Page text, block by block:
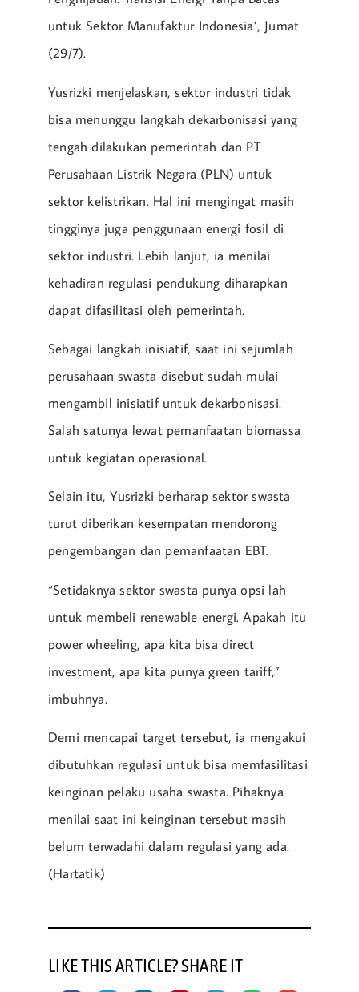
untuk Sektor Manufaktur Indonesia’, Jumat
(29/7).
Yusrizki menjelaskan, sektor industri tidak
bisa menunggu langkah dekarbonisasi yang
tengah dilakukan pemerintah dan PT
Perusahaan Listrik Negara (PLN) untuk
sektor kelistrikan. Hal ini mengingat masih
tingginya juga penggunaan energi fosil di
sektor industri. Lebih lanjut, ia menilai
kehadiran regulasi pendukung diharapkan
dapat difasilitasi oleh pemerintah.
Sebagai langkah inisiatif, saat ini sejumlah
perusahaan swasta disebut sudah mulai
mengambil inisiatif untuk dekarbonisasi.
Salah satunya lewat pemanfaatan biomassa
untuk kegiatan operasional.
Selain itu, Yusrizki berharap sektor swasta
turut diberikan kesempatan mendorong
pengembangan dan pemanfaatan EBT.
“Setidaknya sektor swasta punya opsi lah
untuk membeli renewable energi. Apakah itu
power wheeling, apa kita bisa direct
investment, apa kita punya green tariff,”
imbuhnya.
Demi mencapai target tersebut, ia mengakui
dibutuhkan regulasi untuk bisa memfasilitasi
keinginan pelaku usaha swasta. Pihaknya
menilai saat ini keinginan tersebut masih
belum terwadahi dalam regulasi yang ada.
(Hartatik)
LIKE THIS ARTICLE? SHARE IT